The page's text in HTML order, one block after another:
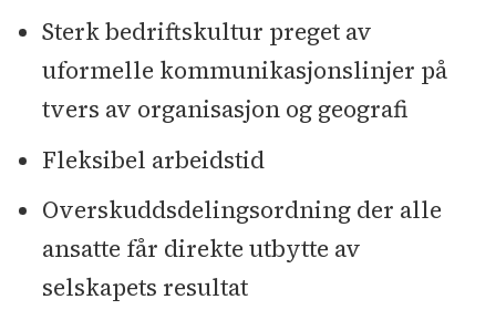
Sterk bedriftskultur preget av
uformelle kommunikasjonslinjer på
tvers av organisasjon og geografi
Fleksibel arbeidstid
Overskuddsdelingsordning der alle
ansatte får direkte utbytte av
selskapets resultat